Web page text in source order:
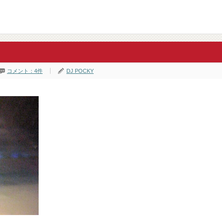
コメント：4件 DJ POCKY